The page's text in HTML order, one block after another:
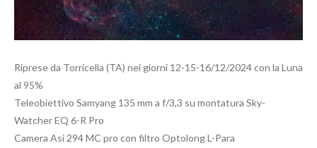
Riprese da Torricella (TA) nei giorni 12-15-16/12/2024 con la Luna
al 95%
Teleobiettivo Samyang 135 mm a f/3,3 su montatura Sky-
Watcher EQ 6-R Pro
Camera Asi 294 MC pro con filtro Optolong L-Para